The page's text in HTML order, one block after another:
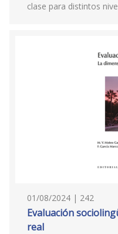
clase para distintos
01/08/2024 | 242
Evaluación
real